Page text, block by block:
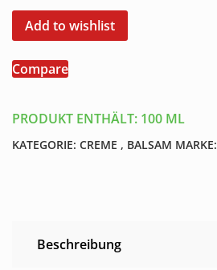
Balsam
100
Menge
Add to wishlist
Compare
PRODUKT ENTHÄLT: 100 ML
KATEGORIE: CREME , BALSAM MARKE:
Beschreibung